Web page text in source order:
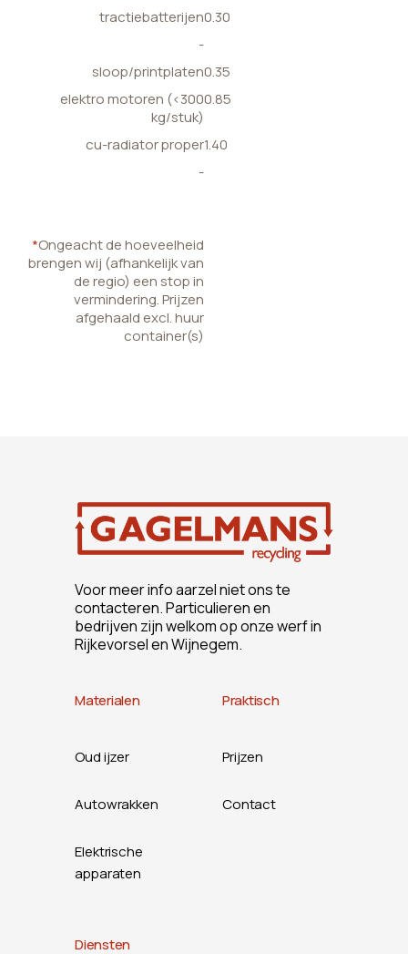
tractiebatterijen0.30
-
sloop/printplaten0.35
elektro motoren (<300
kg/stuk)
0.85
cu-radiator proper1.40
-
*Ongeacht de hoeveelheid
brengen wij (afhankelijk van
de regio) een stop in
vermindering. Prijzen
afgehaald excl. huur
container(s)
Voor meer info aarzel niet ons te
contacteren. Particulieren en
bedrijven zijn welkom op onze werf in
Rijkevorsel en Wijnegem.
Materialen
Oud ijzer
Autowrakken
Elektrische
apparaten
Praktisch
Prijzen
Contact
Diensten